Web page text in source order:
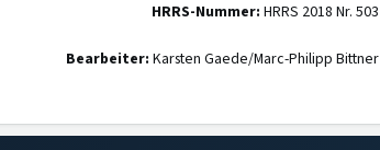
HRRS-Nummer: HRRS 2018 Nr. 503
Bearbeiter: Karsten Gaede/Marc-Philipp Bittner